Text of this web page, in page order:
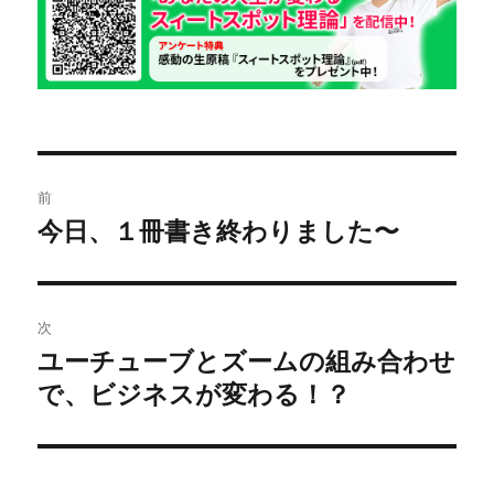
リ
ー
稿
ビ
ゲ
ー
シ
前
前
稿:
今日、１冊書き終わりました〜
次
次
の
稿:
ユーチューブとズームの組み合わせ
で、ビジネスが変わる！？